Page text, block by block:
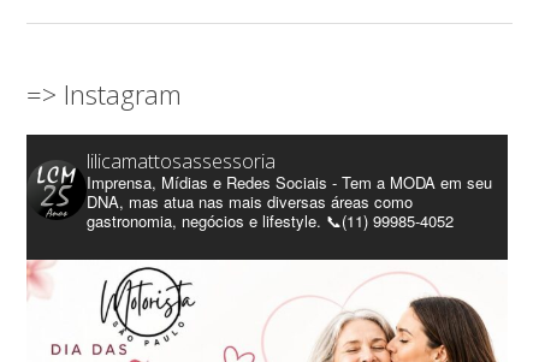
=> Instagram
lilicamattosassessoria
Imprensa, Mídias e Redes Sociais - Tem a MODA em seu
DNA, mas atua nas mais diversas áreas como
gastronomia, negócios e lifestyle. 📞(11) 99985-4052